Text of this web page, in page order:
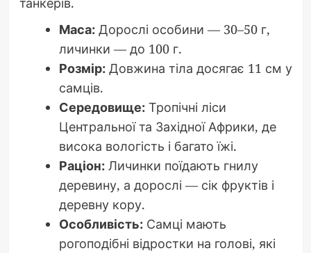
Маса:Дорослі особини — 30–50 г,
личинки — до 100 г.
Розмір:Довжина тіла досягає 11 см у
самців.
Середовище:Тропічні ліси
Центральної та Західної Африки, де
висока вологість і багато їжі.
Раціон:Личинки поїдають гнилу
деревину, а дорослі — сік фруктів і
деревну кору.
Особливість:Самці мають
рогоподібні відростки на голові, які